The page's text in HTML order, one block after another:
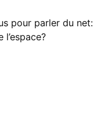
pour parler du net: